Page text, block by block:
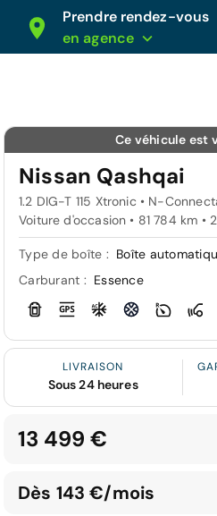
Prendre rendez-vous
en agence
Ce véhicule est
Nissan Qashqai
1.2 DIG-T 115 Xtronic • N-
Voiture d'occasion • 81 784 km •
Type de boîte : Boîte
Carburant : Essence
LIVRAISON
Sous 24 heures
13 499 €
Dès 143 €/mois